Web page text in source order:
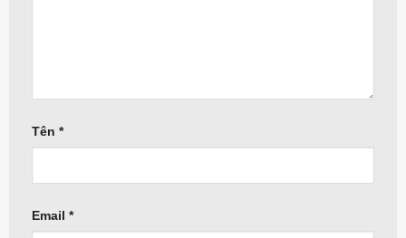
Tên *
Email *